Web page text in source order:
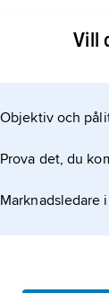
nebulosor
i dem. En
Vill
Objektiv och
Prova det, du
Marknadsledare